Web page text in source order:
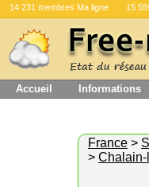
14 231 membres Ma ligne 15
Accueil Informations
France >
> Chalain-